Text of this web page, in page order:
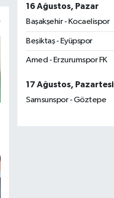
16 Ağustos, Pazar
Başakşehir - Kocaelispor
Beşiktaş - Eyüpspor
Amed - Erzurumspor FK
17 Ağustos, Pazartesi
Samsunspor - Göztepe